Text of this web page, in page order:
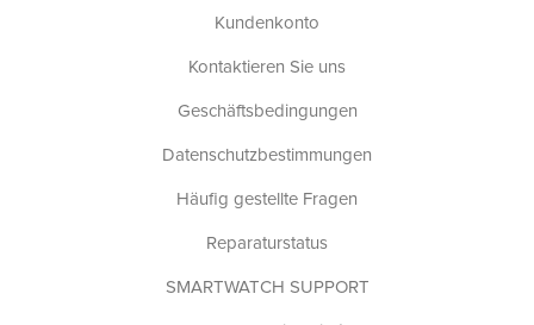
Kundenkonto
Kontaktieren Sie uns
Geschäftsbedingungen
Datenschutzbestimmungen
Häufig gestellte Fragen
Reparaturstatus
SMARTWATCH SUPPORT